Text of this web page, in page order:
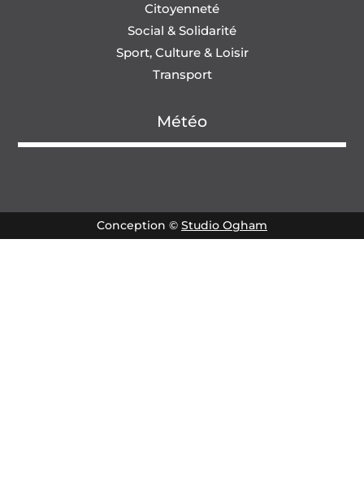
Citoyenneté
Social & Solidarité
Sport, Culture & Loisir
Transport
Météo
Conception © Studio Ogham